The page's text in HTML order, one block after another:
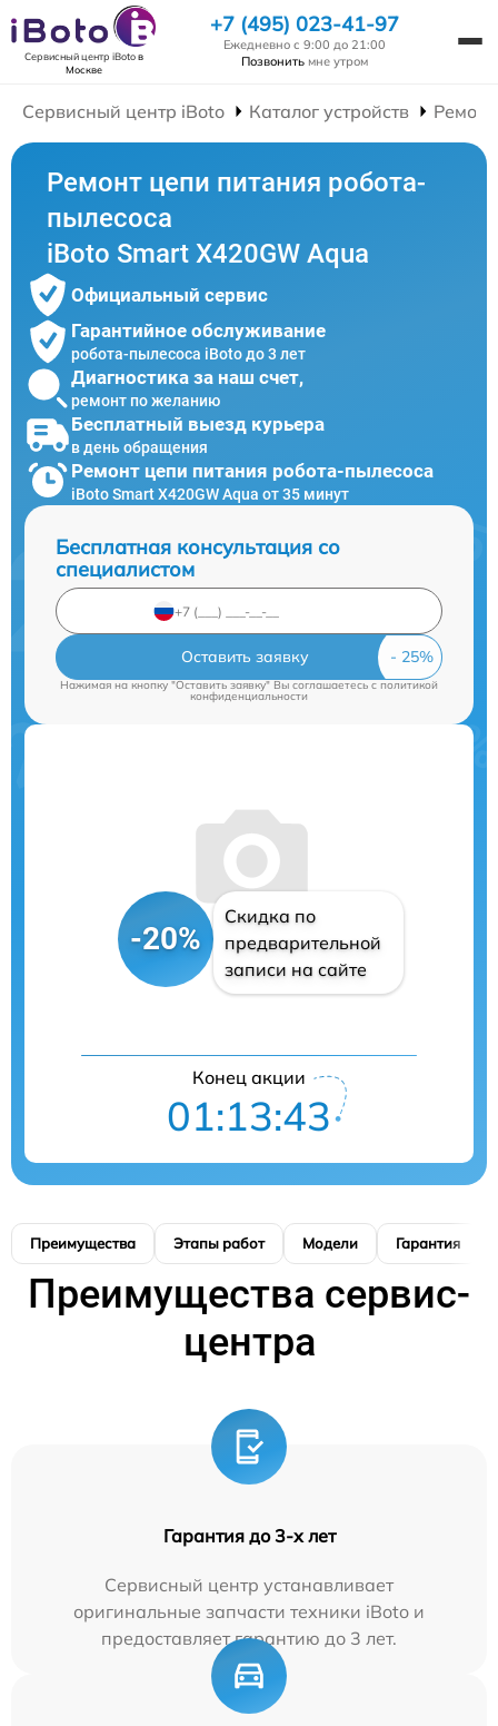
Сервисный центр iBotoв
Москве
+7 (495) 023-41-97
Ежедневно с 9:00 до 21:00
Позвонить мне утром
Сервисный центр iBoto Каталог устройств
Ремонт цепи питания робота-
пылесоса
iBoto Smart Х420GW Aqua
Официальный сервис
Гарантийное обслуживание
робота-пылесоса iBoto до 3 лет
Диагностика за наш счет,
ремонт по желанию
Бесплатный выезд курьера
в день обращения
Ремонт цепи питания робота-пылесоса
iBoto Smart Х420GW Aqua от 35 минут
Бесплатная консультация со
специалистом
Оставить заявку
Нажимая на кнопку "Оставить заявку" Вы соглашаетесь c политикой
конфиденциальности
-20%
Скидка по
предварительной
записи на сайте
Конец акции
01:13:42
Преимущества Этапы работ Модели Гарантия
Преимущества сервис-
центра
Гарантия до 3-х лет
Сервисный центр устанавливает
оригинальные запчасти техники iBoto и
предоставляет гарантию до 3 лет.